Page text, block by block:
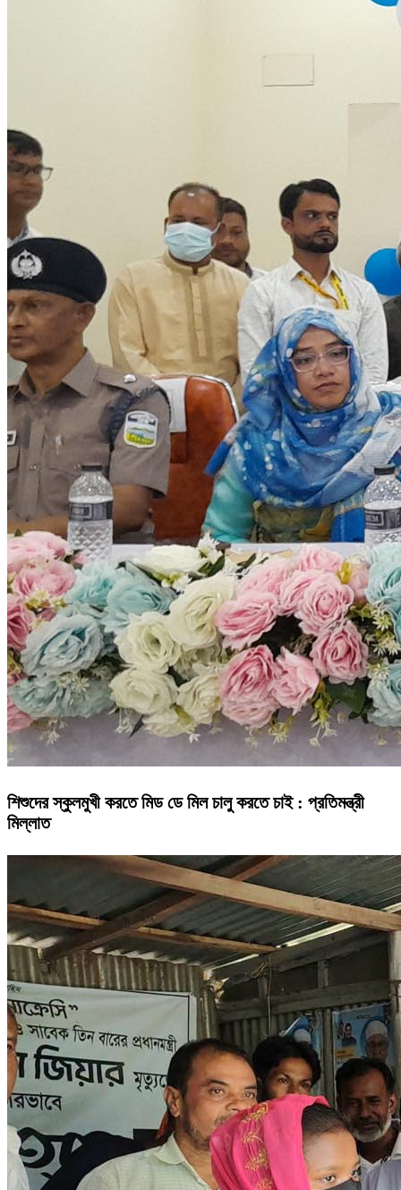
শিশুদের স্কুলমুখী করতে মিড ডে মিল চালু করতে চাই : প্রতিমন্ত্রী
মিল্লাত